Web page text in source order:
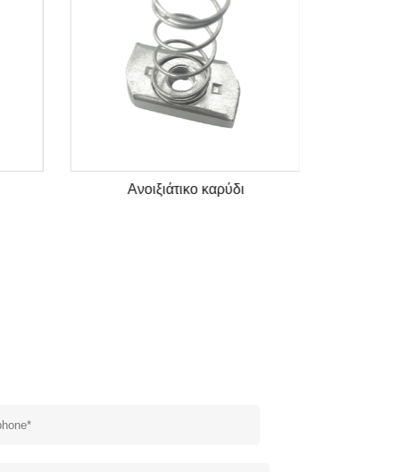
Ανοιξιάτικο καρύδι